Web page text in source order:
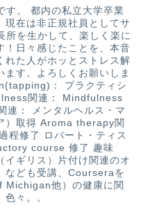
す。 都内の私立大学卒業
現在は非正規社員としてサ
所を生かして、楽しく楽に
！日々感じたことを、本音
れた人がホッとストレス解
す。よろしくお願いしま
： プラクティシ
関連： Mindfulness
連： メンタルヘルス・マ
）取得 Aroma therapy関
修了 ロバート・ティス
course 修了 趣味
イギリス）片付け関連のオ
なども受講、Courseraを
Michigan他）の健康に関
々。。